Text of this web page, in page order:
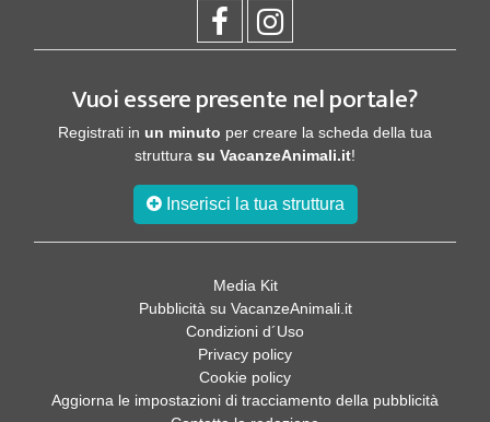
Vuoi essere presente nel portale?
Registrati in un minuto per creare la scheda della tua
struttura su VacanzeAnimali.it!
Inserisci la tua struttura
Media Kit
Pubblicità su VacanzeAnimali.it
Condizioni d´Uso
Privacy policy
Cookie policy
Aggiorna le impostazioni di tracciamento della pubblicità